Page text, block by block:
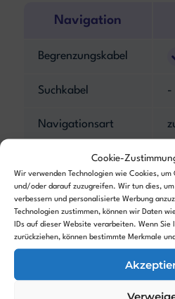
Cookie-
Wir verwenden Technologien wie Cookies,
und/oder darauf zuzugreifen. Wir tun dies,
verbessern und personalisierte Werbung
Technologien zustimmen, können wir Daten
IDs auf dieser Website verarbeiten. Wenn
zurückziehen, können bestimmte Merkmale
Navigation
Begrenzungskabel
Suchkabel -
Navigationsart
Kantenmodus
Hinderniserkennung
Kamera -